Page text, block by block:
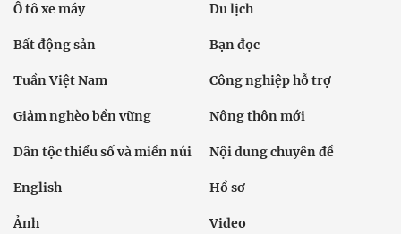
Ô tô xe máy Du lịch
Bất động sản Bạn đọc
Tuần Việt Nam Công nghiệp hỗ trợ
Giảm nghèo bền vững Nông thôn mới
Dân tộc thiểu số và miền núi Nội dung chuyên đề
English Hồ sơ
Ảnh Video